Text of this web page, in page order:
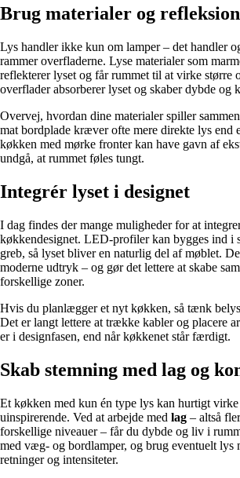
Brug materialer og
Lys handler ikke kun om lamper – det handler
rammer overfladerne. Lyse materialer som
reflekterer lyset og får rummet til at virke større
overflader absorberer lyset og skaber dybde og
Overvej, hvordan dine materialer spiller
mat bordplade kræver ofte mere direkte lys end
køkken med mørke fronter kan have gavn af
undgå, at rummet føles tungt.
Integrér lyset i designet
I dag findes der mange muligheder for at
køkkendesignet. LED-profiler kan bygges ind i
greb, så lyset bliver en naturlig del af møblet.
moderne udtryk – og gør det lettere at skabe
forskellige zoner.
Hvis du planlægger et nyt køkken, så tænk
Det er langt lettere at trække kabler og placere
er i designfasen, end når køkkenet står færdigt.
Skab stemning med lag og
Et køkken med kun én type lys kan hurtigt
uinspirerende. Ved at arbejde med lag – altså
forskellige niveauer – får du dybde og liv i
med væg- og bordlamper, og brug eventuelt lys
retninger og intensiteter.